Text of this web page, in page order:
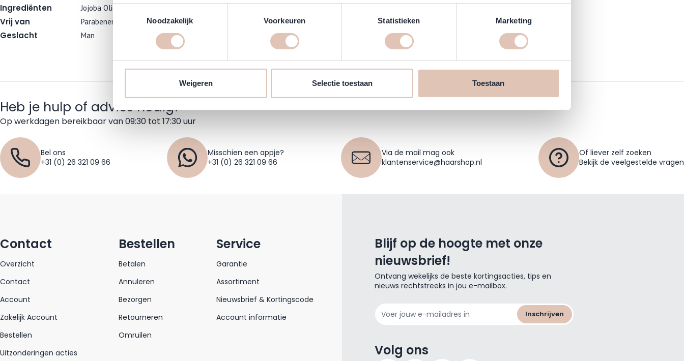
Toestemmingsselectie
Noodzakelijk
Voorkeuren Statistieken Marketing
Weigeren Selectie toestaan Toestaan
Ingrediënten Jojoba Olie, Macadamia Olie, Quinoa
Vrij van Parabenen, Sulfaten
Geslacht Man
Heb je hulp of advies nodig?
Op werkdagen bereikbaar van 09:30 tot 17:30 uur
Bel ons
+31 (0) 26 321 09 66
Misschien een appje?
+31 (0) 26 321 09 66
Via de mail mag ook
klantenservice@haarshop.nl
Of liever zelf zoeken
Bekijk de veelgestelde vragen
Contact
Overzicht
Contact
Account
Zakelijk Account
Bestellen
Uitzonderingen acties
Bestellen
Betalen
Annuleren
Bezorgen
Retourneren
Omruilen
Service
Garantie
Assortiment
Nieuwsbrief & Kortingscode
Account informatie
Blijf op de hoogte met onze
nieuwsbrief!
Ontvang wekelijks de beste kortingsacties, tips en
nieuws rechtstreeks in jou e-mailbox.
Inschrijven
Volg ons